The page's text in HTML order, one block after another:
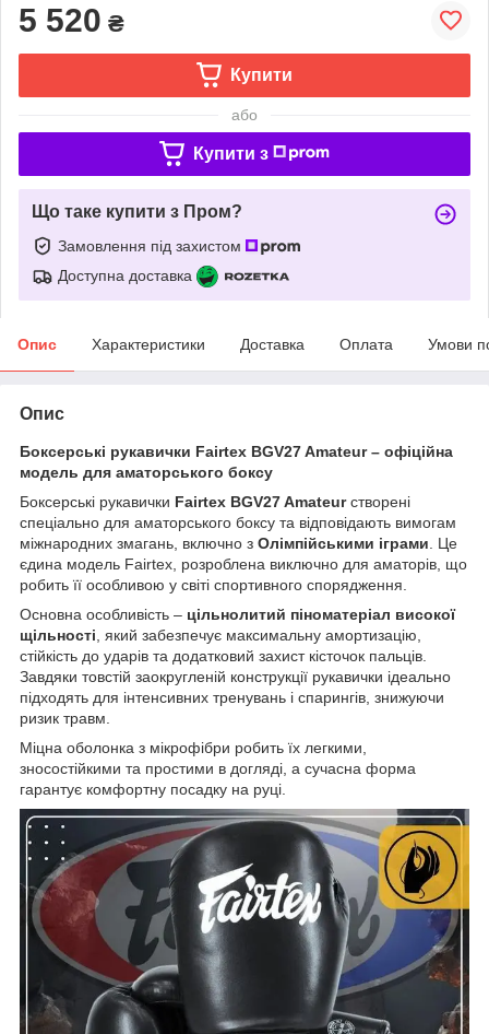
5 520 ₴
Купити
або
Купити з
Що таке купити з Пром?
Замовлення під захистом
Доступна доставка
Опис Характеристики Доставка Оплата Умови
Опис
Боксерські рукавички Fairtex BGV27 Amateur – офіційна
модель для аматорського боксу
Боксерські рукавички Fairtex BGV27 Amateurстворені
спеціально для аматорського боксу та відповідають вимогам
міжнародних змагань, включно з Олімпійськими іграми . Це
єдина модель Fairtex, розроблена виключно для аматорів, що
робить її особливою у світі спортивного спорядження.
Основна особливість – цільнолитий піноматеріал високої
щільності , який забезпечує максимальну амортизацію,
стійкість до ударів та додатковий захист кісточок пальців.
Завдяки товстій заокругленій конструкції рукавички ідеально
підходять для інтенсивних тренувань і спарингів, знижуючи
ризик травм.
Міцна оболонка з мікрофібри робить їх легкими,
зносостійкими та простими в догляді, а сучасна форма
гарантує комфортну посадку на руці.